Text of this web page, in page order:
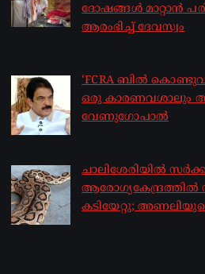
ദോഷങ്ങൾ മാറ്റാൻ
ആരംഭിച്ച് ദേവസ്വം
‘FCRA ബിൽ
ഒരു കാരണവശാലും
വേണു​ഗോപാൽ
ചാലിശേരിയില്‍
കടിയേറ്റു; അണലിയുടെ